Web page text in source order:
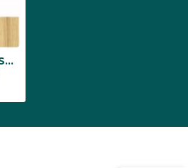
Bistro Masa Tokyo ESB - (Werzalit, Wermodin ve Allzalit Tabla 70 cm çap) - Coco Bolo